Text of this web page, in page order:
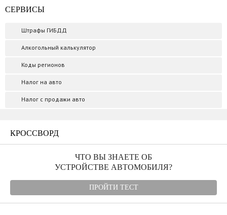
СЕРВИСЫ
Штрафы ГИБДД
Алкогольный калькулятор
Коды регионов
Налог на авто
Налог с продажи авто
КРОССВОРД
ЧТО ВЫ ЗНАЕТЕ ОБ
УСТРОЙСТВЕ АВТОМОБИЛЯ?
ПРОЙТИ ТЕСТ